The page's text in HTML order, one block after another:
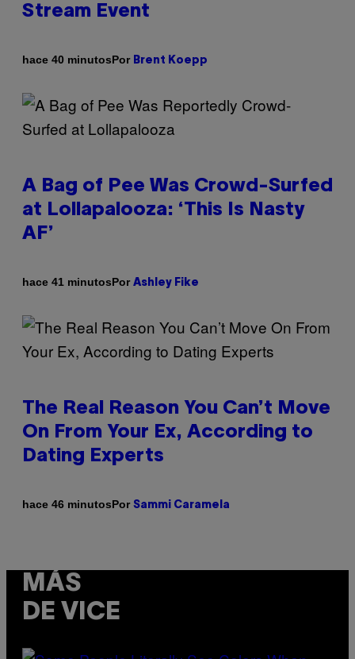
Stream Event
hace 40 minutosPor Brent Koepp
A Bag of Pee Was Crowd-Surfed
at Lollapalooza: ‘This Is Nasty
AF’
hace 41 minutosPor Ashley Fike
The Real Reason You Can’t Move
On From Your Ex, According to
Dating Experts
hace 46 minutosPor Sammi Caramela
MÁS
DE VICE